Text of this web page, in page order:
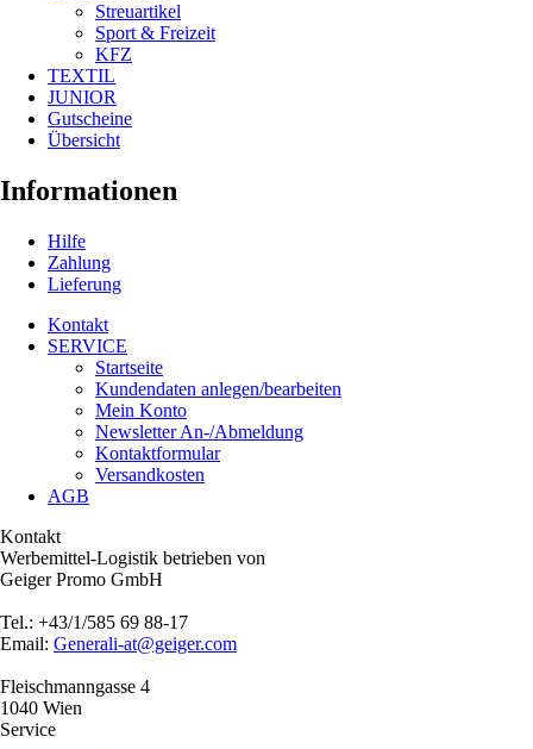
Streuartikel
Sport & Freizeit
KFZ
TEXTIL
JUNIOR
Gutscheine
Übersicht
Informationen
Hilfe
Zahlung
Lieferung
Kontakt
SERVICE
Startseite
Kundendaten anlegen/bearbeiten
Mein Konto
Newsletter An-/Abmeldung
Kontaktformular
Versandkosten
AGB
Kontakt
Werbemittel-Logistik betrieben von
Geiger Promo GmbH
Tel.: +43/1/585 69 88-17
Email: Generali-at@geiger.com
Fleischmanngasse 4
1040 Wien
Service